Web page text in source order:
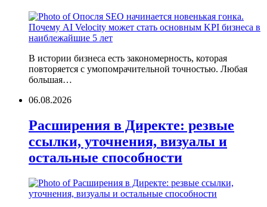
В истории бизнеса есть закономерность, которая
повторяется с умопомрачительной точностью. Любая
большая…
06.08.2026
Расширения в Директе: резвые
ссылки, уточнения, визуалы и
остальные способности